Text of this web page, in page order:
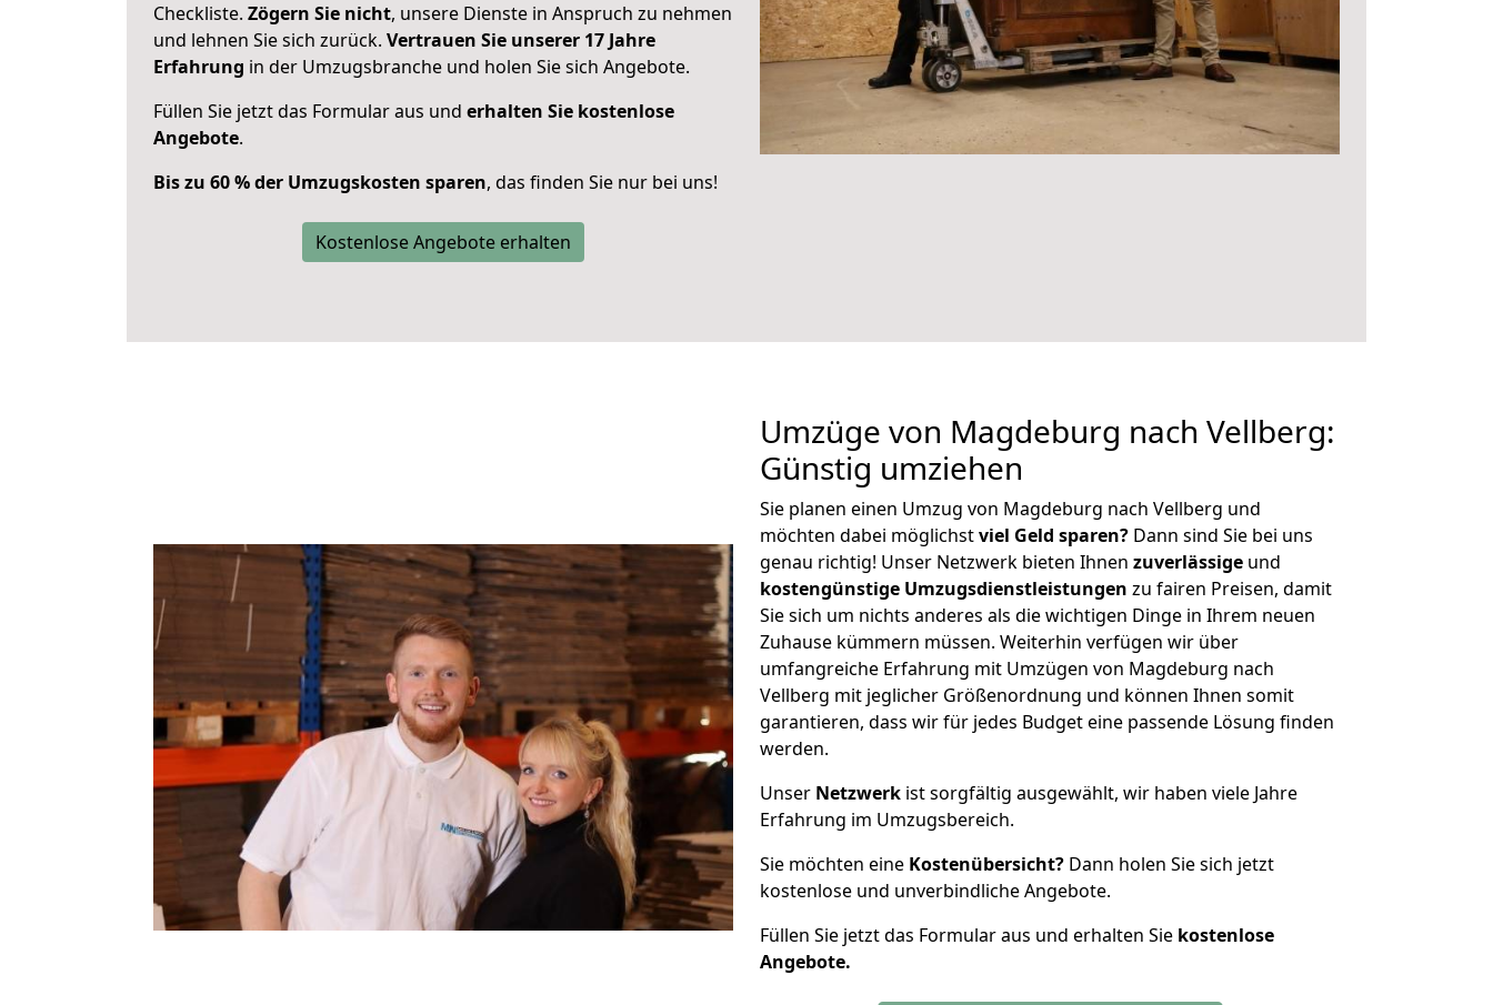
Checkliste. Zögern Sie nicht, unsere Dienste in Anspruch zu nehmen
und lehnen Sie sich zurück. Vertrauen Sie unserer 17 Jahre
Erfahrung in der Umzugsbranche und holen Sie sich Angebote.
Füllen Sie jetzt das Formular aus und erhalten Sie kostenlose
Angebote.
Bis zu 60 % der Umzugskosten sparen, das finden Sie nur bei uns!
Kostenlose Angebote erhalten
Umzüge von Magdeburg nach Vellberg:
Günstig umziehen
Sie planen einen Umzug von Magdeburg nach Vellberg und
möchten dabei möglichstviel Geld sparen? Dann sind Sie bei uns
genau richtig! Unser Netzwerk bieten Ihnen zuverlässige und
kostengünstige Umzugsdienstleistungen zu fairen Preisen, damit
Sie sich um nichts anderes als die wichtigen Dinge in Ihrem neuen
Zuhause kümmern müssen. Weiterhin verfügen wir über
umfangreiche Erfahrung mit Umzügen von Magdeburg nach
Vellberg mit jeglicher Größenordnung und können Ihnen somit
garantieren, dass wir für jedes Budget eine passende Lösung finden
werden.
Unser Netzwerk ist sorgfältig ausgewählt, wir haben viele Jahre
Erfahrung im Umzugsbereich.
Sie möchten eine Kostenübersicht? Dann holen Sie sich jetzt
kostenlose und unverbindliche Angebote.
Füllen Sie jetzt das Formular aus und erhalten Sie kostenlose
Angebote.